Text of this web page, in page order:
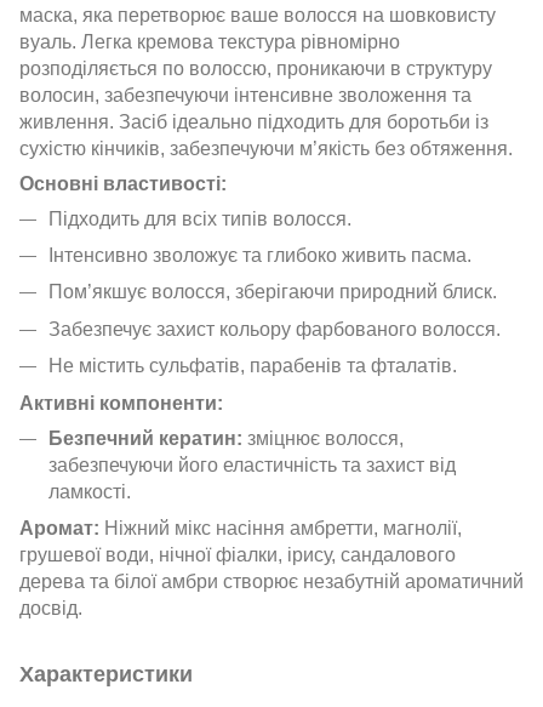
маска, яка перетворює ваше волосся на шовковисту
вуаль. Легка кремова текстура рівномірно
розподіляється по волоссю, проникаючи в структуру
волосин, забезпечуючи інтенсивне зволоження та
живлення. Засіб ідеально підходить для боротьби із
сухістю кінчиків, забезпечуючи м’якість без обтяження.
Основні властивості:
Підходить для всіх типів волосся.
Інтенсивно зволожує та глибоко живить пасма.
Пом’якшує волосся, зберігаючи природний блиск.
Забезпечує захист кольору фарбованого волосся.
Не містить сульфатів, парабенів та фталатів.
Активні компоненти:
Безпечний кератин: зміцнює волосся,
забезпечуючи його еластичність та захист від
ламкості.
Аромат: Ніжний мікс насіння амбретти, магнолії,
грушевої води, нічної фіалки, ірису, сандалового
дерева та білої амбри створює незабутній ароматичний
досвід.
Характеристики